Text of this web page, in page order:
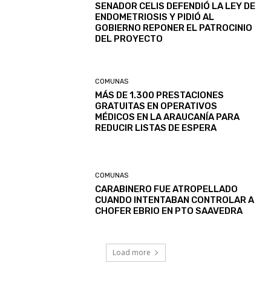
SENADOR CELIS DEFENDIÓ LA LEY DE
ENDOMETRIOSIS Y PIDIÓ AL
GOBIERNO REPONER EL PATROCINIO
DEL PROYECTO
COMUNAS
MÁS DE 1.300 PRESTACIONES
GRATUITAS EN OPERATIVOS
MÉDICOS EN LA ARAUCANÍA PARA
REDUCIR LISTAS DE ESPERA
COMUNAS
CARABINERO FUE ATROPELLADO
CUANDO INTENTABAN CONTROLAR A
CHOFER EBRIO EN PTO SAAVEDRA
Load more